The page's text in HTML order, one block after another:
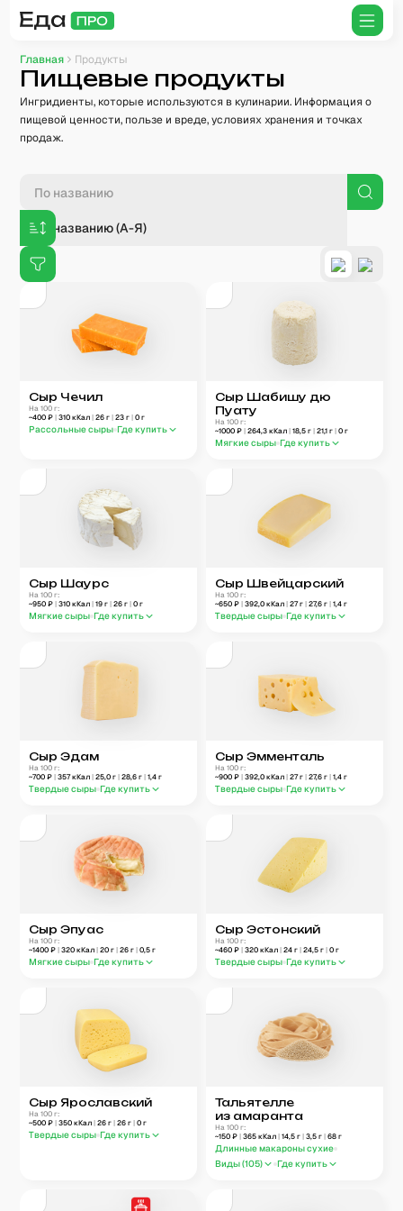
Главная Продукты
Пищевые продукты
Ингридиенты, которые используются в кулинарии. Информация о
пищевой ценности, пользе и вреде, условиях хранения и точках
продаж.
По названию (А-Я)
Сыр Чечил
На 100 г:
~400 ₽| 310 кКал| 26 г| 23 г| 0 г
Рассольные сыры Где купить
Сыр Шабишу дю
Пуату
На 100 г:
~1000 ₽ | 264,3 кКал | 18,5 г | 21,1 г | 0 г
Мягкие сыры Где купить
Сыр Шаурс
На 100 г:
~950 ₽| 310 кКал| 19 г| 26 г| 0 г
Мягкие сыры Где купить
Сыр Швейцарский
На 100 г:
~650 ₽ | 392,0 кКал | 27г | 27,6 г | 1,4 г
Твердые сыры Где купить
Сыр Эдам
На 100 г:
~700 ₽| 357кКал| 25,0 г| 28,6 г| 1,4 г
Твердые сыры Где купить
Сыр Эмменталь
На 100 г:
~900 ₽ | 392,0 кКал | 27г | 27,6 г | 1,4 г
Твердые сыры Где купить
Сыр Эпуас
На 100 г:
~1400 ₽| 320 кКал| 20 г| 26 г| 0,5 г
Мягкие сыры Где купить
Сыр Эстонский
На 100 г:
~460 ₽ | 320 кКал | 24 г | 24,5 г | 0 г
Твердые сыры Где купить
Сыр Ярославский
На 100 г:
~500 ₽| 350 кКал| 26 г| 26 г| 0 г
Твердые сыры Где купить
Тальятелле
из амаранта
На 100 г:
~150 ₽ | 365 кКал | 14,5 г | 3,5 г | 68 г
Длинные макароны сухие
Виды (105) Где купить